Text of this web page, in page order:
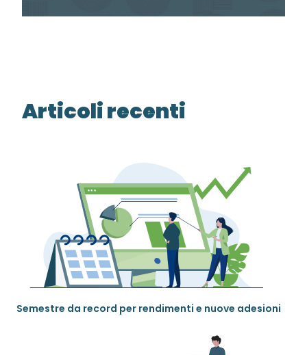
Articoli recenti
Semestre da record per rendimenti e nuove adesioni